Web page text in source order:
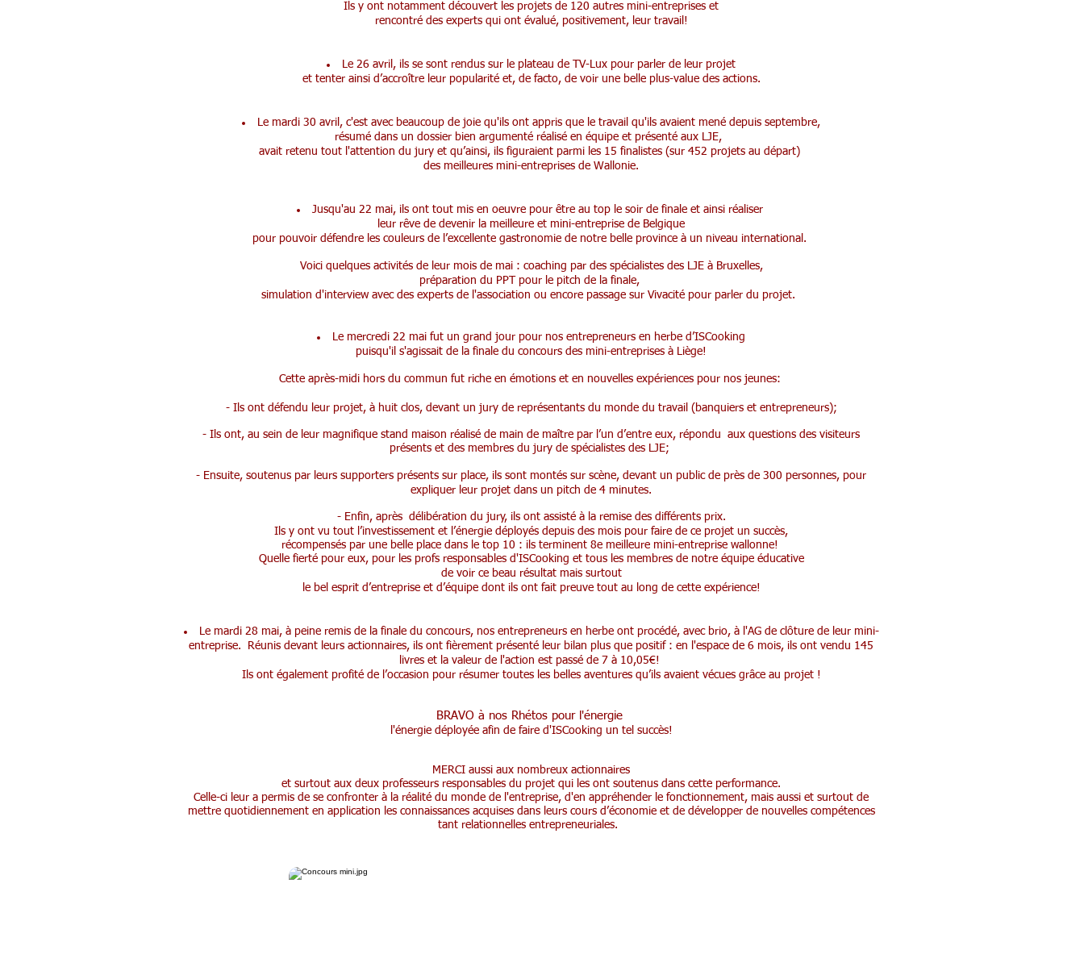
Ils y ont notamment découvert les projets de 120 autres mini-entreprises et
rencontré des experts qui ont évalué, positivement, leur travail!
Le 26 avril, ils se sont rendus sur le plateau de TV-Lux pour parler de leur projet
et tenter ainsi d’accroître leur popularité et, de facto, de voir une belle plus-value des actions.
Le mardi 30 avril, c'est avec beaucoup de joie qu'ils ont appris que le travail qu'ils avaient mené depuis septembre,
résumé dans un dossier bien argumenté réalisé en équipe et présenté aux LJE,
avait retenu tout l'attention du jury et qu’ainsi, ils figuraient parmi les 15 finalistes (sur 452 projets au départ)
des meilleures mini-entreprises de Wallonie.
Jusqu'au 22 mai, ils ont tout mis en oeuvre pour être au top le soir de finale et ainsi réaliser
eur rêve de devenir la meilleure et mini-entreprise de Belgique
pour pouvoir défendre les couleurs de l’excellente gastronomie de notre belle province à un niveau international.
Voici quelques activités de leur mois de mai : coaching par des spécialistes des LJE à Bruxelles,
préparation du PPT pour le pitch de la finale,
simulation d'interview avec des experts de l'association ou encore passage sur Vivacité pour parler du projet.
Le mercredi 22 mai fut un grand jour pour nos entrepreneurs en herbe d’ISCooking
puisqu'il s'agissait de la finale du concours des mini-entreprises à Liège!
Cette après-midi hors du commun fut riche en émotions et en nouvelles expériences pour nos jeunes:
- Ils ont défendu leur projet, à huit clos, devant un jury de représentants du monde du travail (banquiers et entrepreneurs);
- Ils ont, au sein de leur magnifique stand maison réalisé de main de maître par l’un d’entre eux, répondu aux questions des visiteurs
présents et des membres du jury de spécialistes des LJE;
- Ensuite, soutenus par leurs supporters présents sur place, ils sont montés sur scène, devant un public de près de 300 personnes, pour
expliquer leur projet dans un pitch de 4 minutes.
- Enfin, après délibération du jury, ils ont assisté à la remise des différents prix.
Ils y ont vu tout l’investissement et l’énergie déployés depuis des mois pour faire de ce projet un succès,
récompensés par une belle place dans le top 10 : ils terminent 8e meilleure mini-entreprise wallonne!
Quelle fierté pour eux, pour les profs responsables d'ISCooking et tous les membres de notre équipe éducative
de voir ce beau résultat mais surtout
le bel esprit d’entreprise et d’équipe dont ils ont fait preuve tout au long de cette expérience!
Le mardi 28 mai, à peine remis de la finale du concours, nos entrepreneurs en herbe ont procédé, avec brio, à l'AG de clôture de leur mini-
entreprise.
Réunis devant leurs actionnaires, ils ont fièrement présenté leur bilan plus que positif : en l'espace de 6 mois, ils ont vendu 145
livres et la valeur de l'action est passé de 7 à 10,05€!
Ils ont également profité de l’occasion pour résumer toutes les belles aventures qu’ils avaient vécues grâce au projet !
BRAVO à nos Rhétos pour l'énergie
l'énergie déployée afin de faire d'ISCooking un tel succès!
MERCI aussi aux nombreux actionnaires
et surtout aux deux professeurs responsables du projet qui les ont soutenus dans cette performance.
Celle-ci leur a permis de se confronter à la réalité du monde de l'entreprise, d'en appréhender le fonctionnement, mais aussi et surtout de
mettre quotidiennement en application les connaissances acquises dans leurs cours d’économie et de développer de nouvelles compétences
tant relationnelles entrepreneuriales.